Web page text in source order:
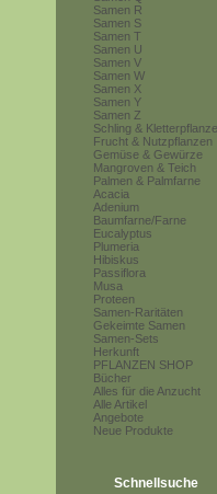
Samen R
Samen S
Samen T
Samen U
Samen V
Samen W
Samen X
Samen Y
Samen Z
Schling &
Frucht & Nutzpflanzen
Gemüse & Gewürze
Mangroven & Teich
Palmen & Palmfarne
Acacia
Adenium
Baumfarne/Farne
Eucalyptus
Plumeria
Hibiskus
Passiflora
Musa
Proteen
Samen-Raritäten
Gekeimte Samen
Samen-Sets
Herkunft
PFLANZEN SHOP
Bücher
Alles für die Anzucht
Alle Artikel
Angebote
Neue Produkte
Schnellsuche